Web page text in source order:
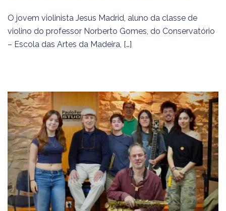
O jovem violinista Jesus Madrid, aluno da classe de
violino do professor Norberto Gomes, do Conservatório
– Escola das Artes da Madeira, […]